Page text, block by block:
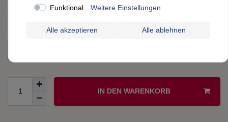
IN DEN WARENKORB
Funktional Weitere Einstellungen
Alle akzeptieren Alle ablehnen